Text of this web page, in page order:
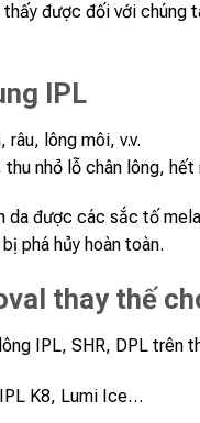
được đối với
IPL
lông môi, v.v.
nhỏ lỗ chân lông, hết
da được các sắc tố
phá hủy hoàn toàn.
thay thế
IPL, SHR, DPL trên
K8, Lumi Ice…